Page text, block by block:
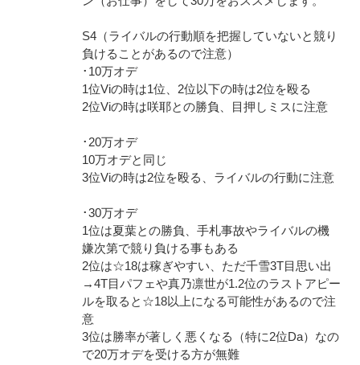
S4（ライバルの行動順を把握していないと競り
負けることがあるので注意）
･10万オデ
1位Viの時は1位、2位以下の時は2位を殴る
2位Viの時は咲耶との勝負、目押しミスに注意
･20万オデ
10万オデと同じ
3位Viの時は2位を殴る、ライバルの行動に注意
･30万オデ
1位は夏葉との勝負、手札事故やライバルの機
嫌次第で競り負ける事もある
2位は☆18は稼ぎやすい、ただ千雪3T目思い出
→4T目パフェや真乃凛世が1.2位のラストアピー
ルを取ると☆18以上になる可能性があるので注
意
3位は勝率が著しく悪くなる（特に2位Da）なの
で20万オデを受ける方が無難